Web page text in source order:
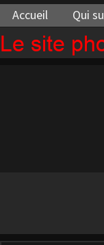
Le site
Accueil Qui